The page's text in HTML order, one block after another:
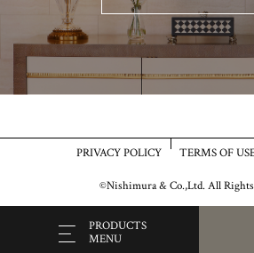
PRODUCTS
MENU
©Nishimura & Co.,Ltd. All Rights
PRIVACY POLICY TERMS OF